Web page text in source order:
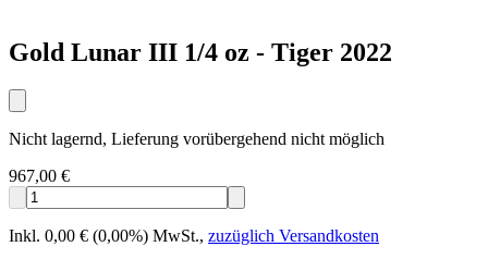
Gold Lunar III 1/4 oz - Tiger 2022
Nicht lagernd, Lieferung vorübergehend nicht möglich
967,00 €
Inkl. 0,00 € (0,00%) MwSt., zuzüglich Versandkosten